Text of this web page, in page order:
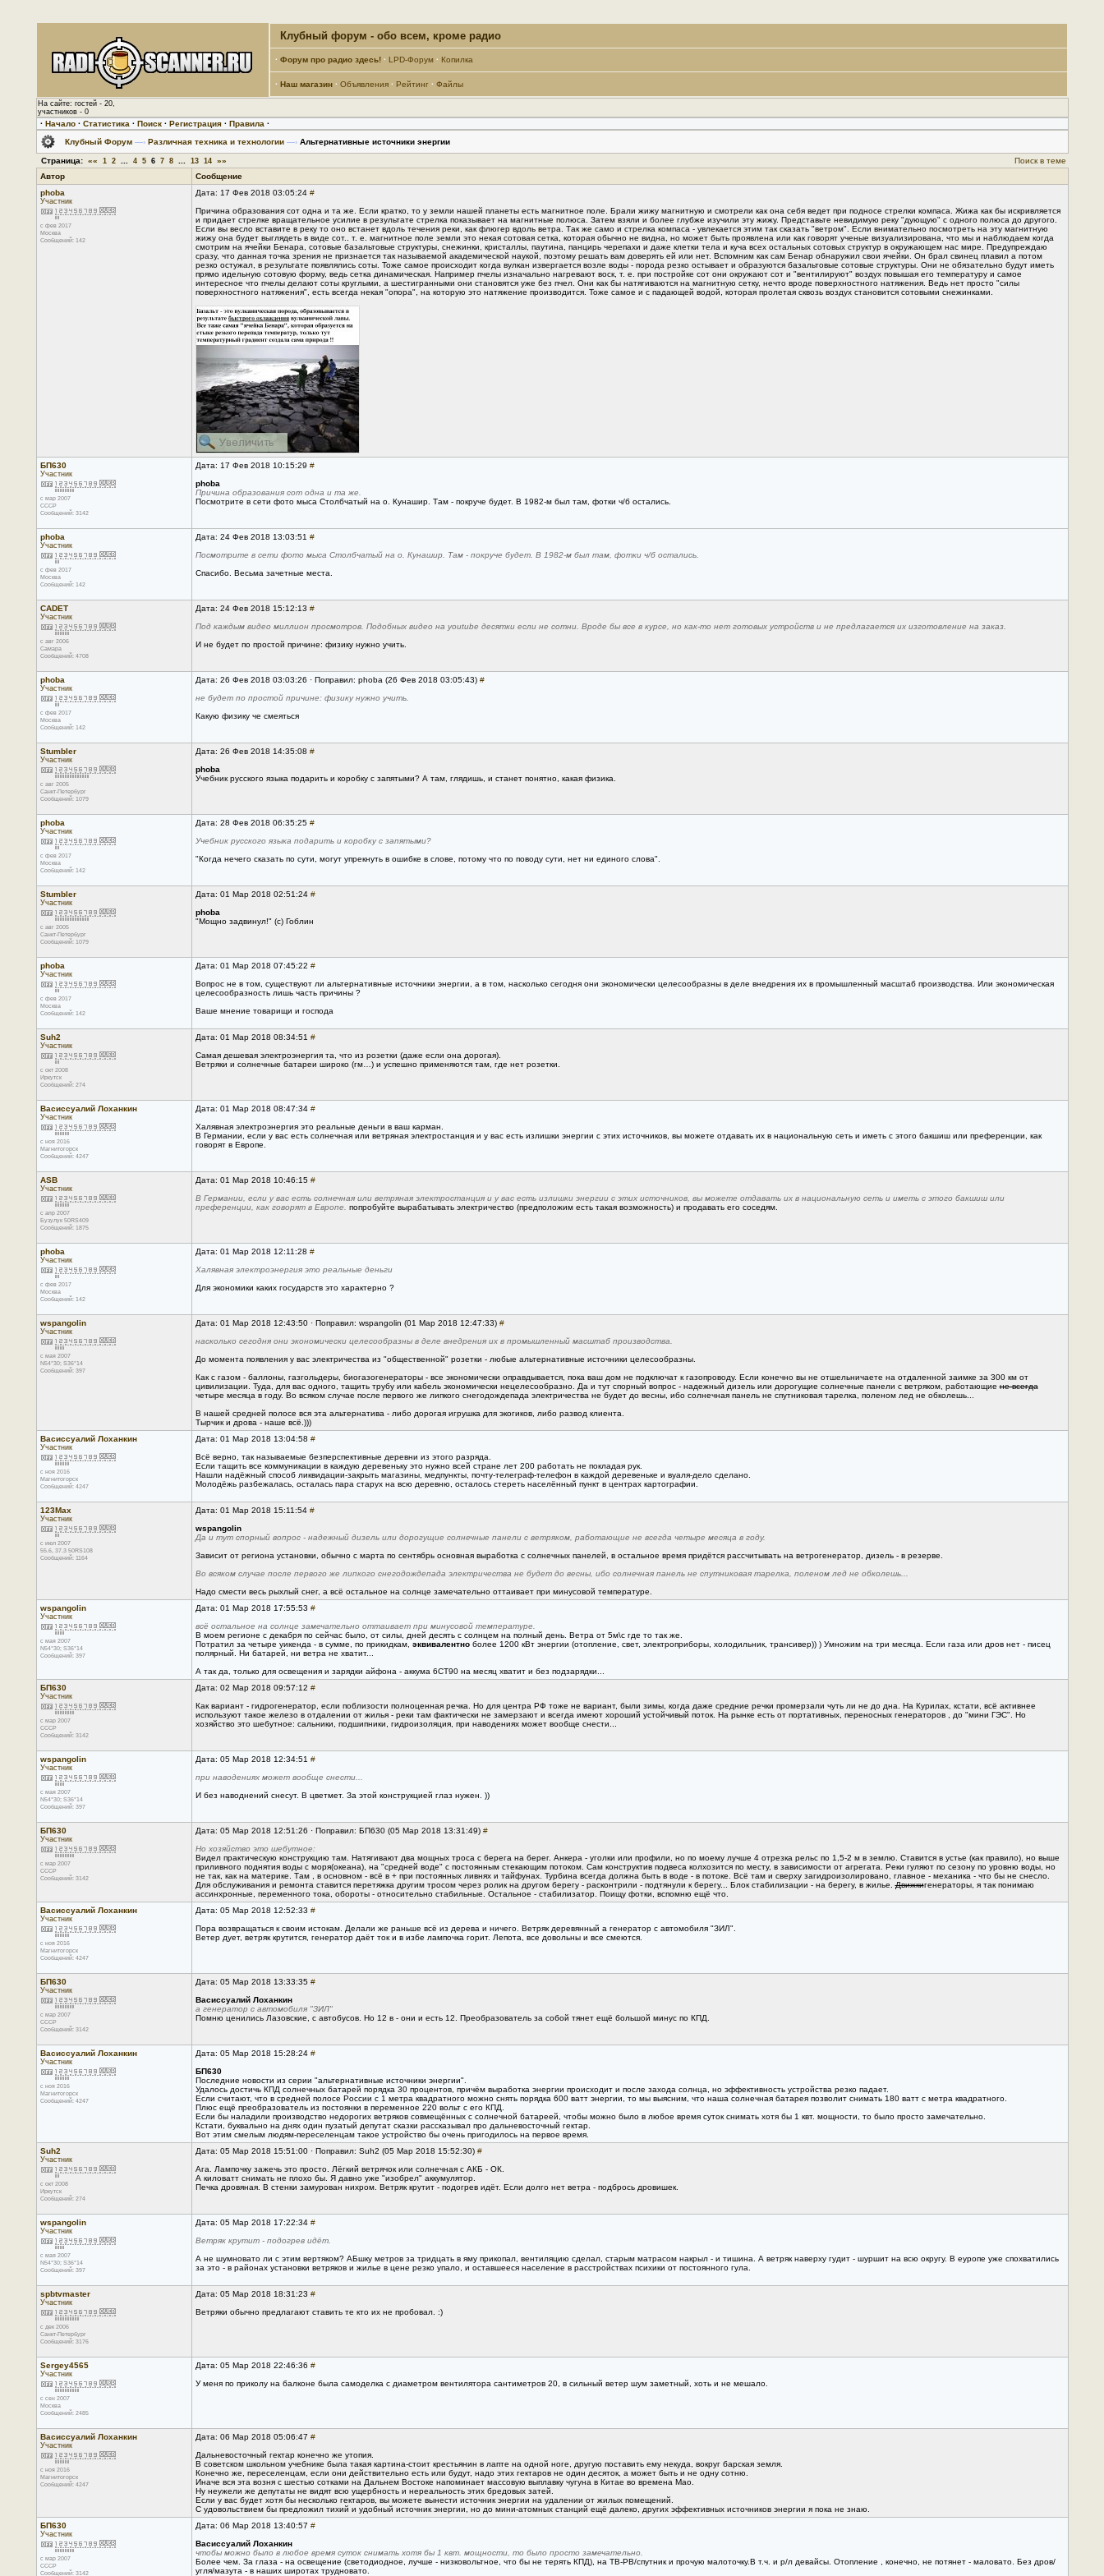
Клубный форум - обо всем, кроме радио
· Форум про радио здесь! · LPD-Форум · Копилка
· Наш магазин · Объявления · Рейтинг · Файлы
На сайте: гостей - 20,
участников - 0
· Начало· Статистика · Поиск· Регистрация· Правила ·
Клубный Форум —› Различная техника и технологии —›Альтернативные источники энергии
Страница: «« 1 2... 4 5 6 7 8... 13 14 »»
Поиск в теме
Автор
Сообщение
phoba
Участник
с фев 2017
Москва
Сообщений: 142
Дата: 17 Фев 2018 03:05:24 #
Причина образования сот одна и та же. Если кратко, то у земли нашей планеты есть магнитное поле. Брали жижу магнитную и смотрели как она себя ведет при подносе стрелки компаса. Жижа как бы искривляется
и придает стрелке вращательное усилие в результате стрелка показывает на магнитные полюса. Затем взяли и более глубже изучили эту жижу. Представьте невидимую реку "дующую" с одного полюса до другого.
Если вы весло вставите в реку то оно встанет вдоль течения реки, как флюгер вдоль ветра. Так же само и стрелка компаса - увлекается этим так сказать "ветром". Если внимательно посмотреть на эту магнитную
жижу она будет выглядеть в виде сот.. т. е. магнитное поле земли это некая сотовая сетка, которая обычно не видна, но может быть проявлена или как говорят ученые визуализирована, что мы и наблюдаем когда
смотрим на ячейки Бенара, сотовые базальтовые структуры, снежинки, кристаллы, паутина, панцирь черепахи и даже клетки тела и куча всех остальных сотовых структур в окружающем нас мире. Предупреждаю
сразу, что данная точка зрения не признается так называемой академической наукой, поэтому решать вам доверять ей или нет. Вспомним как сам Бенар обнаружил свои ячейки. Он брал свинец плавил а потом
резко остужал, в результате появлялись соты. Тоже самое происходит когда вулкан извергается возле воды - порода резко остывает и образуются базальтовые сотовые структуры. Они не обязательно будут иметь
прямо идельную сотовую форму, ведь сетка динамическая. Например пчелы изначально нагревают воск, т. е. при постройке сот они окружают сот и "вентилируют" воздух повышая его температуру и самое
интересное что пчелы делают соты круглыми, а шестигранными они становятся уже без пчел. Они как бы натягиваются на магнитную сетку, нечто вроде поверхностного натяжения. Ведь нет просто "силы
поверхностного натяжения", есть всегда некая "опора", на которую это натяжение производится. Тоже самое и с падающей водой, которая пролетая сквозь воздух становится сотовыми снежинками.
БП630
Участник
с мар 2007
CCCP
Сообщений: 3142
Дата: 17 Фев 2018 10:15:29 #
phoba
Причина образования сот одна и та же.
Посмотрите в сети фото мыса Столбчатый на о. Кунашир. Там - покруче будет. В 1982-м был там, фотки ч/б остались.
phoba
Участник
с фев 2017
Москва
Сообщений: 142
Дата: 24 Фев 2018 13:03:51 #
Посмотрите в сети фото мыса Столбчатый на о. Кунашир. Там - покруче будет. В 1982-м был там, фотки ч/б остались.
Спасибо. Весьма зачетные места.
CADET
Участник
с авг 2006
Самара
Сообщений: 4708
Дата: 24 Фев 2018 15:12:13 #
Под каждым видео миллион просмотров. Подобных видео на youtube десятки если не сотни. Вроде бы все в курсе, но как-то нет готовых устройств и не предлагается их изготовление на заказ.
И не будет по простой причине: физику нужно учить.
phoba
Участник
с фев 2017
Москва
Сообщений: 142
Дата: 26 Фев 2018 03:03:26 · Поправил: phoba (26 Фев 2018 03:05:43) #
не будет по простой причине: физику нужно учить.
Какую физику че смеяться
Stumbler
Участник
с авг 2005
Санкт-Петербург
Сообщений: 1079
Дата: 26 Фев 2018 14:35:08 #
phoba
Учебник русского языка подарить и коробку с запятыми? А там, глядишь, и станет понятно, какая физика.
phoba
Участник
с фев 2017
Москва
Сообщений: 142
Дата: 28 Фев 2018 06:35:25 #
Учебник русского языка подарить и коробку с запятыми?
"Когда нечего сказать по сути, могут упрекнуть в ошибке в слове, потому что по поводу сути, нет ни единого слова".
Stumbler
Участник
с авг 2005
Санкт-Петербург
Сообщений: 1079
Дата: 01 Мар 2018 02:51:24 #
phoba
"Мощно задвинул!" (с) Гоблин
phoba
Участник
с фев 2017
Москва
Сообщений: 142
Дата: 01 Мар 2018 07:45:22 #
Вопрос не в том, существуют ли альтернативные источники энергии, а в том, насколько сегодня они экономически целесообразны в деле внедрения их в промышленный масштаб производства. Или экономическая
целесообразность лишь часть причины ?
Ваше мнение товарищи и господа
Suh2
Участник
с окт 2008
Иркутск
Сообщений: 274
Дата: 01 Мар 2018 08:34:51 #
Самая дешевая электроэнергия та, что из розетки (даже если она дорогая).
Ветряки и солнечные батареи широко (гм…) и успешно применяются там, где нет розетки.
Васиссуалий Лоханкин
Участник
с ноя 2016
Магнитогорск
Сообщений: 4247
Дата: 01 Мар 2018 08:47:34 #
Халявная электроэнергия это реальные деньги в ваш карман.
В Германии, если у вас есть солнечная или ветряная электростанция и у вас есть излишки энергии с этих источников, вы можете отдавать их в национальную сеть и иметь с этого бакшиш или преференции, как
говорят в Европе.
ASB
Участник
с апр 2007
Бузулук 50RS409
Сообщений: 1875
Дата: 01 Мар 2018 10:46:15 #
В Германии, если у вас есть солнечная или ветряная электростанция и у вас есть излишки энергии с этих источников, вы можете отдавать их в национальную сеть и иметь с этого бакшиш или
преференции, как говорят в Европе.
попробуйте вырабатывать электричество (предположим есть такая возможность) и продавать его соседям.
phoba
Участник
с фев 2017
Москва
Сообщений: 142
Дата: 01 Мар 2018 12:11:28 #
Халявная электроэнергия это реальные деньги
Для экономики каких государств это характерно ?
wspangolin
Участник
с мая 2007
N54*30; S36*14
Сообщений: 397
Дата: 01 Мар 2018 12:43:50 · Поправил: wspangolin (01 Мар 2018 12:47:33) #
насколько сегодня они экономически целесообразны в деле внедрения их в промышленный масштаб производства.
До момента появления у вас электричества из "общественной" розетки - любые альтернативные источники целесообразны.
Как с газом - баллоны, газгольдеры, биогазогенераторы - все экономически оправдывается, пока ваш дом не подключат к газопроводу. Если конечно вы не отшельничаете на отдаленной заимке за 300 км от
цивилизации. Туда, для вас одного, тащить трубу или кабель экономически нецелесообразно. Да и тут спорный вопрос - надежный дизель или дорогущие солнечные панели с ветряком, работающиене всегда
четыре месяца в году. Во всяком случае после первого же липкого снегодождепада электричества не будет до весны, ибо солнечная панель не спутниковая тарелка, поленом лед не обколешь...
В нашей средней полосе вся эта альтернатива - либо дорогая игрушка для экогиков, либо развод клиента.
Тырчик и дрова - наше всё.)))
Васиссуалий Лоханкин
Участник
с ноя 2016
Магнитогорск
Сообщений: 4247
Дата: 01 Мар 2018 13:04:58 #
Всё верно, так называемые безперспективные деревни из этого разряда.
Если тащить все коммуникации в каждую деревеньку это нужно всей стране лет 200 работать не покладая рук.
Нашли надёжный способ ликвидации-закрыть магазины, медпункты, почту-телеграф-телефон в каждой деревеньке и вуаля-дело сделано.
Молодёжь разбежалась, осталась пара старух на всю деревню, осталось стереть населённый пункт в центрах картографии.
123Max
Участник
с июл 2007
55.6, 37.3 50RS108
Сообщений: 1164
Дата: 01 Мар 2018 15:11:54 #
wspangolin
Да и тут спорный вопрос - надежный дизель или дорогущие солнечные панели с ветряком, работающие не всегда четыре месяца в году.
Зависит от региона установки, обычно с марта по сентябрь основная выработка с солнечных панелей, в остальное время придётся рассчитывать на ветрогенератор, дизель - в резерве.
Во всяком случае после первого же липкого снегодождепада электричества не будет до весны, ибо солнечная панель не спутниковая тарелка, поленом лед не обколешь...
Надо смести весь рыхлый снег, а всё остальное на солнце замечательно оттаивает при минусовой температуре.
wspangolin
Участник
с мая 2007
N54*30; S36*14
Сообщений: 397
Дата: 01 Мар 2018 17:55:53 #
всё остальное на солнце замечательно оттаивает при минусовой температуре.
В моем регионе с декабря по сейчас было, от силы, дней десять с солнцем на полный день. Ветра от 5м\с где то так же.
Потратил за четыре уикенда - в сумме, по прикидкам, эквивалентноболее 1200 кВт энергии (отопление, свет, электроприборы, холодильник, трансивер)) ) Умножим на три месяца. Если газа или дров нет - писец
полярный. Ни батарей, ни ветра не хватит...
А так да, только для освещения и зарядки айфона - аккума 6СТ90 на месяц хватит и без подзарядки...
БП630
Участник
с мар 2007
CCCP
Сообщений: 3142
Дата: 02 Мар 2018 09:57:12 #
Как вариант - гидрогенератор, если поблизости полноценная речка. Но для центра РФ тоже не вариант, были зимы, когда даже средние речки промерзали чуть ли не до дна. На Курилах, кстати, всё активнее
используют такое железо в отдалении от жилья - реки там фактически не замерзают и всегда имеют хороший устойчивый поток. На рынке есть от портативных, переносных генераторов , до "мини ГЭС". Но
хозяйство это шебутное: сальники, подшипники, гидроизоляция, при наводениях может вообще снести...
wspangolin
Участник
с мая 2007
N54*30; S36*14
Сообщений: 397
Дата: 05 Мар 2018 12:34:51 #
при наводениях может вообще снести...
И без наводнений снесут. В цветмет. За этой конструкцией глаз нужен. ))
БП630
Участник
с мар 2007
CCCP
Сообщений: 3142
Дата: 05 Мар 2018 12:51:26 · Поправил: БП630 (05 Мар 2018 13:31:49) #
Но хозяйство это шебутное:
Видел практическую конструкцию там. Натягивают два мощных троса с берега на берег. Анкера - уголки или профили, но по моему лучше 4 отрезка рельс по 1,5-2 м в землю. Ставится в устье (как правило), но выше
приливного поднятия воды с моря(океана), на "средней воде" с постоянным стекающим потоком. Сам конструктив подвеса колхозится по месту, в зависимости от агрегата. Реки гуляют по сезону по уровню воды, но
не так, как на материке. Там , в основном - всё в + при постоянных ливнях и тайфунах. Турбина всегда должна быть в воде - в потоке. Всё там и сверху загидроизолировано, главное - механика - что бы не снесло.
Для обслуживания и ремонта ставится перетяжка другим тросом через ролик на другом берегу - расконтрили - подтянули к берегу... Блок стабилизации - на берегу, в жилье.Движкигенераторы, я так понимаю
ассинхронные, переменного тока, обороты - относительно стабильные. Остальное - стабилизатор. Поищу фотки, вспомню ещё что.
Васиссуалий Лоханкин
Участник
с ноя 2016
Магнитогорск
Сообщений: 4247
Дата: 05 Мар 2018 12:52:33 #
Пора возвращаться к своим истокам. Делали же раньше всё из дерева и ничего. Ветряк деревянный а генератор с автомобиля "ЗИЛ".
Ветер дует, ветряк крутится, генератор даёт ток и в избе лампочка горит. Лепота, все довольны и все смеются.
БП630
Участник
с мар 2007
CCCP
Сообщений: 3142
Дата: 05 Мар 2018 13:33:35 #
Васиссуалий Лоханкин
а генератор с автомобиля "ЗИЛ"
Помню ценились Лазовские, с автобусов. Но 12 в - они и есть 12. Преобразователь за собой тянет ещё большой минус по КПД.
Васиссуалий Лоханкин
Участник
с ноя 2016
Магнитогорск
Сообщений: 4247
Дата: 05 Мар 2018 15:28:24 #
БП630
Последние новости из серии "альтернативные источники энергии".
Удалось достичь КПД солнечных батарей порядка 30 процентов, причём выработка энергии происходит и после захода солнца, но эффективность устройства резко падает.
Если считают, что в средней полосе России с 1 метра квадратного можно снять порядка 600 ватт энергии, то мы выясним, что наша солнечная батарея позволит снимать 180 ватт с метра квадратного.
Плюс ещё преобразователь из постоянки в переменное 220 вольт с его КПД.
Если бы наладили производство недорогих ветряков совмещённых с солнечной батареей, чтобы можно было в любое время суток снимать хотя бы 1 квт. мощности, то было просто замечательно.
Кстати, буквально на днях один пузатый депутат сказки рассказывал про дальневосточный гектар.
Вот этим смелым людям-переселенцам такое устройство бы очень пригодилось на первое время.
Suh2
Участник
с окт 2008
Иркутск
Сообщений: 274
Дата: 05 Мар 2018 15:51:00 · Поправил: Suh2 (05 Мар 2018 15:52:30) #
Ага. Лампочку зажечь это просто. Лёгкий ветрячок или солнечная с АКБ - ОК.
А киловатт снимать не плохо бы. Я давно уже "изобрел" аккумулятор.
Печка дровяная. В стенки замурован нихром. Ветряк крутит - подогрев идёт. Если долго нет ветра - подбрось дровишек.
wspangolin
Участник
с мая 2007
N54*30; S36*14
Сообщений: 397
Дата: 05 Мар 2018 17:22:34 #
Ветряк крутит - подогрев идёт.
А не шумновато ли с этим вертяком? АБшку метров за тридцать в яму прикопал, вентиляцию сделал, старым матрасом накрыл - и тишина. А ветряк наверху гудит - шуршит на всю округу. В еуропе уже спохватились
за это - в районах установки ветряков и жилье в цене резко упало, и оставшееся население в расстройствах психики от постоянного гула.
spbtvmaster
Участник
с дек 2006
Санкт-Петербург
Сообщений: 3176
Дата: 05 Мар 2018 18:31:23 #
Ветряки обычно предлагают ставить те кто их не пробовал. :)
Sergey4565
Участник
с сен 2007
Москва
Сообщений: 2485
Дата: 05 Мар 2018 22:46:36 #
У меня по приколу на балконе была самоделка с диаметром вентилятора сантиметров 20, в сильный ветер шум заметный, хоть и не мешало.
Васиссуалий Лоханкин
Участник
с ноя 2016
Магнитогорск
Сообщений: 4247
Дата: 06 Мар 2018 05:06:47 #
Дальневосточный гектар конечно же утопия.
В советском школьном учебнике была такая картина-стоит крестьянин в лапте на одной ноге, другую поставить ему некуда, вокруг барская земля.
Конечно же, переселенцам, если они действительно есть или будут, надо этих гектаров не один десяток, а может быть и не одну сотню.
Иначе вся эта возня с шестью сотками на Дальнем Востоке напоминает массовую выплавку чугуна в Китае во времена Мао.
Ну неужели же депутаты не видят всю ущербность и нереальность этих бредовых затей.
Если у вас будет хотя бы несколько гектаров, вы можете вынести источник энергии на удалении от жилых помещений.
С удовольствием бы предложил тихий и удобный источник энергии, но до мини-атомных станций ещё далеко, других эффективных источников энергии я пока не знаю.
БП630
Участник
с мар 2007
CCCP
Сообщений: 3142
Дата: 06 Мар 2018 13:40:57 #
Васиссуалий Лоханкин
чтобы можно было в любое время суток снимать хотя бы 1 квт. мощности, то было просто замечательно.
Более чем. За глаза - на освещение (светодиодное, лучше - низковольтное, что бы не терять КПД), на ТВ-РВ/спутник и прочую малоточку.В т.ч. и р/л девайсы. Отопление , конечно, не потянет - маловато. Без дров/
угля/мазута - в наших широтах трудновато.